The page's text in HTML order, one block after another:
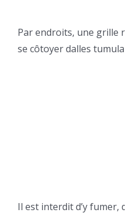
Par endroits, une grille
se côtoyer dalles
Il est interdit d’y fumer,